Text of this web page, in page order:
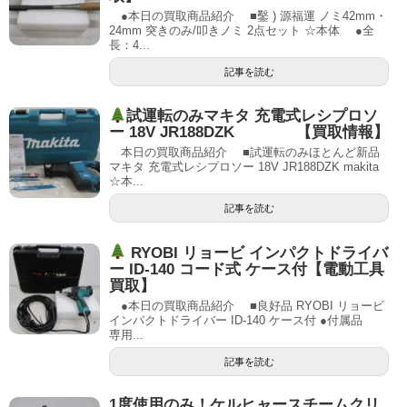
●本日の買取商品紹介 ■鑿 ) 源福運 ノミ42mm・
24mm 突きのみ/叩きノミ 2点セット ☆本体 ●全
長：4...
記事を読む
試運転のみマキタ 充電式レシプロソ
ー 18V JR188DZK 【買取情報】
本日の買取商品紹介 ■試運転のみほとんど新品
マキタ 充電式レシプロソー 18V JR188DZK makita
☆本...
記事を読む
RYOBI リョービ インパクトドライバ
ー ID-140 コード式 ケース付【電動工具
買取】
●本日の買取商品紹介 ■良好品 RYOBI リョービ
インパクトドライバー ID-140 ケース付 ●付属品
専用...
記事を読む